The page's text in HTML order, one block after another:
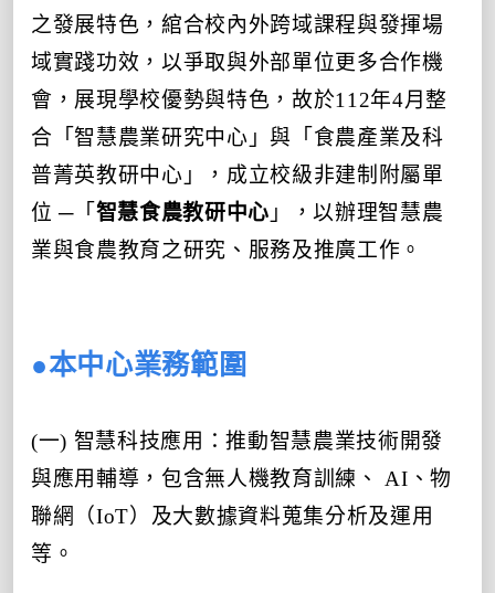
之發展特色，綰合校內外跨域課程與發揮場
域實踐功效，以爭取與外部單位更多合作機
會，展現學校優勢與特色，故於112年4月整
合「智慧農業研究中心」與「食農產業及科
普菁英教研中心」，成立校級非建制附屬單
位 ─「 智慧食農教研中心 」，以辦理智慧農
業與食農教育之研究、服務及推廣工作。
●本中心業務範圍
(一) 智慧科技應用：推動智慧農業技術開發
與應用輔導，包含無人機教育訓練、 AI、物
聯網（IoT）及大數據資料蒐集分析及運用
等。